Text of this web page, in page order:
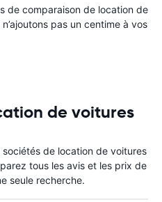
de comparaison de location de
pas un centime à vos
de voitures
de location de voitures
tous les avis et les prix de
seule recherche.